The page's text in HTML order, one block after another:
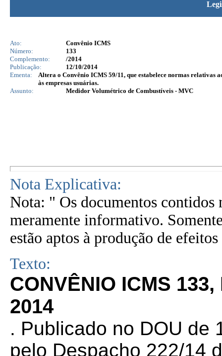
Ato:
Convênio ICMS
Número:
133
Complemento:
/2014
Publicação:
12/10/2014
Ementa:
Altera o Convênio ICMS 59/11, que estabelece normas relativas
às empresas usuárias.
Assunto:
Medidor Volumétrico de Combustíveis - MVC
Nota Explicativa:
Nota: " Os documentos contidos
meramente informativo.
estão aptos à produção de
Texto:
CONVÊNIO ICMS
2014
. Publicado no DOU de
pelo Despacho 222/14